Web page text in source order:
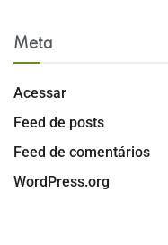
Meta
Acessar
Feed de posts
Feed de comentários
WordPress.org